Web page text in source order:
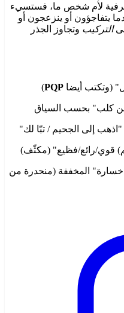
لأم شخص ما، فستسيء
يتفاجؤون أو ينزعجون أو
التركيب وتجاوز الجذر
(وتكتب أيضا PQP
)
كلب" بحسب السياق
إلى الجحيم / تبّا لك"
قوي/رائع/فظيع" (مكثّف)
خسارة" المخففة (منحدرة من